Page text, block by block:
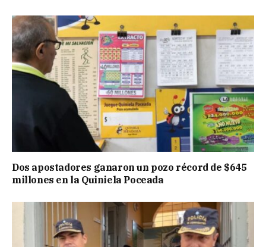
Dos apostadores ganaron un pozo récord de $645
millones en la Quiniela Poceada